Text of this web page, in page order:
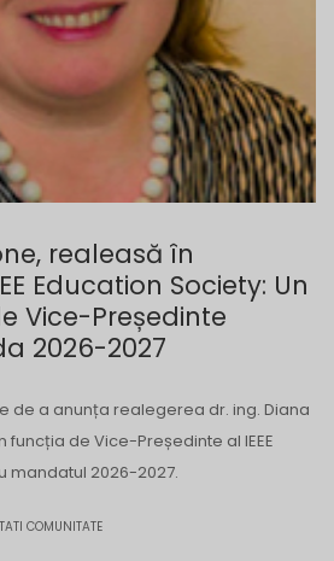
realeasă în
Education Society: Un
Vice-Președinte
2026-2027
de a anunța realegerea dr. ing. Diana
funcția de Vice-Președinte al IEEE
mandatul 2026-2027.
COMUNITATE